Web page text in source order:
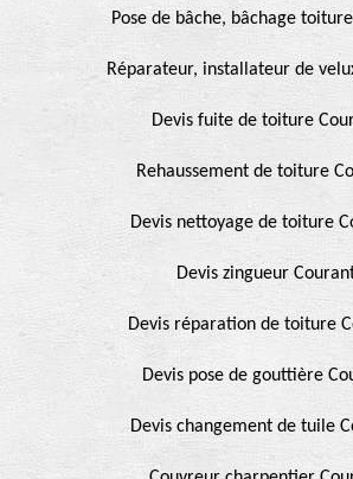
Pose de bâche, bâchage
Réparateur, installateur de
Devis fuite de toiture
Rehaussement de toiture
Devis nettoyage de toiture
Devis zingueur
Devis réparation de toiture
Devis pose de gouttière
Devis changement de tuile